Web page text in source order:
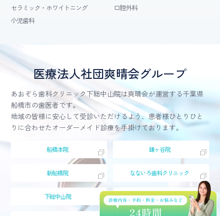
セラミック・ホワイトニング
口腔外科
小児歯科
医療法人社団爽晴会グループ
あおぞら歯科クリニック下総中山院は爽晴会が運営する千葉県
船橋市の歯医者です。
地域の皆様に安心して受診いただけるよう、患者様ひとりひと
りに合わせたオーダーメイド診療を手掛けております。
船橋本院 鎌ヶ谷院
新船橋院 なないろ歯科クリニック
下総中山院 西船橋駅前院